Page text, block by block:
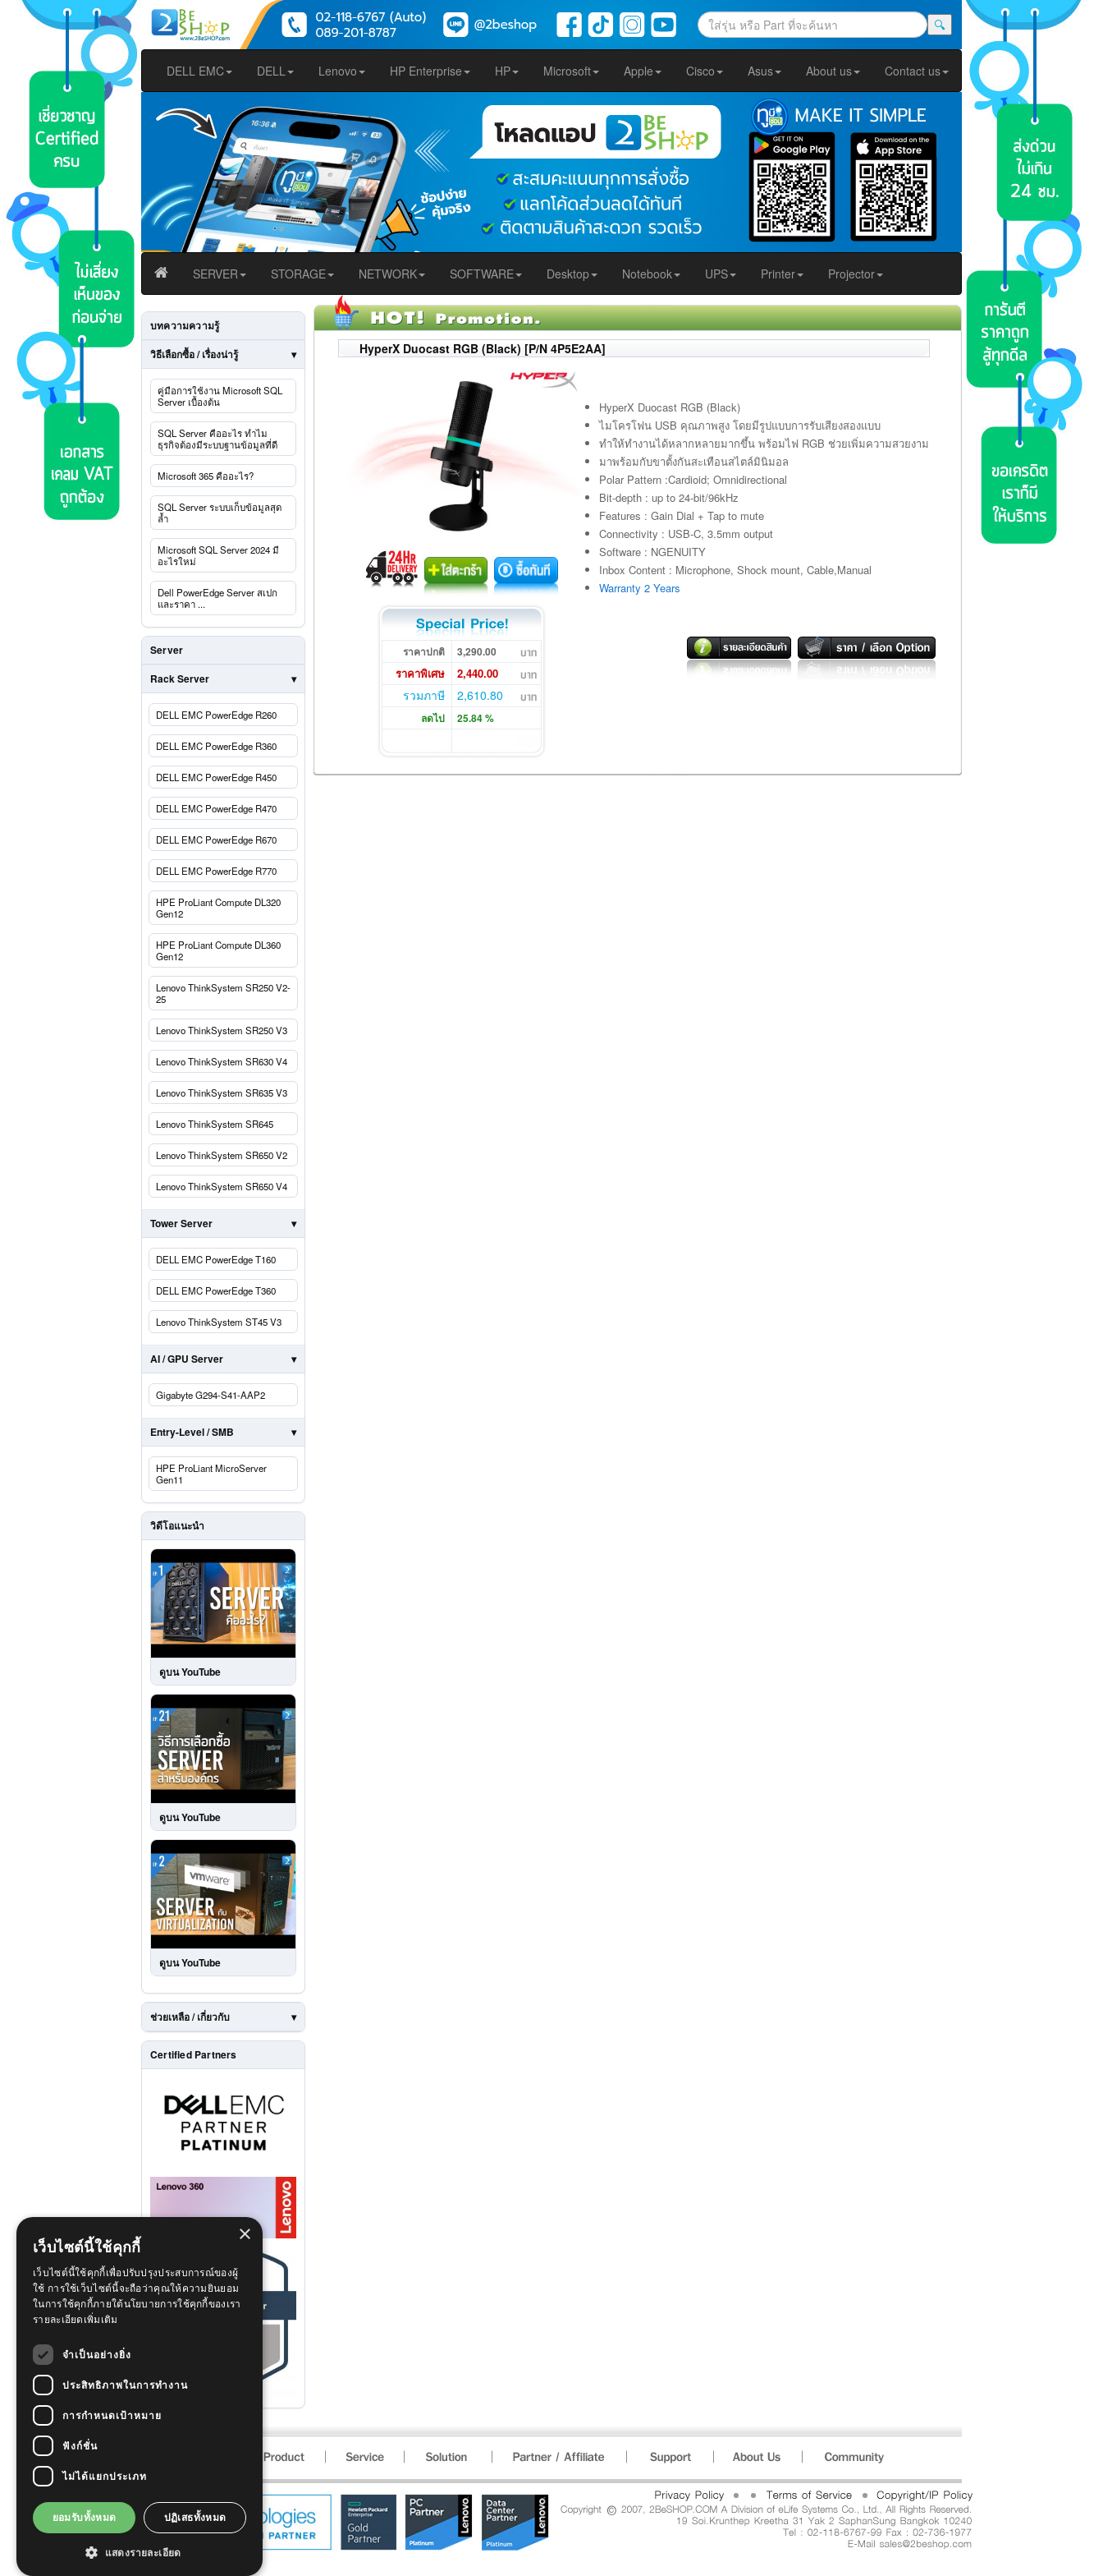
🔍
DELL EMC DELL Lenovo HP Enterprise HP Microsoft Apple Cisco Asus About us Contact us
SERVER STORAGE NETWORK SOFTWARE Desktop Notebook UPS Printer Projector
บทความความรู้
วิธีเลือกซื้อ / เรื่องน่ารู้
คู่มือการใช้งาน Microsoft SQL
Server เบื้องต้น
SQL Server คืออะไร ทำไม
ธุรกิจต้องมีระบบฐานข้อมูลที่ดี
Microsoft 365 คืออะไร?
SQL Server ระบบเก็บข้อมูลสุด
ล้ำ
Microsoft SQL Server 2024 มี
อะไรใหม่
Dell PowerEdge Server สเปก
และราคา ...
Server
Rack Server
DELL EMC PowerEdge R260
DELL EMC PowerEdge R360
DELL EMC PowerEdge R450
DELL EMC PowerEdge R470
DELL EMC PowerEdge R670
DELL EMC PowerEdge R770
HPE ProLiant Compute DL320
Gen12
HPE ProLiant Compute DL360
Gen12
Lenovo ThinkSystem SR250 V2-
25
Lenovo ThinkSystem SR250 V3
Lenovo ThinkSystem SR630 V4
Lenovo ThinkSystem SR635 V3
Lenovo ThinkSystem SR645
Lenovo ThinkSystem SR650 V2
Lenovo ThinkSystem SR650 V4
Tower Server
DELL EMC PowerEdge T160
DELL EMC PowerEdge T360
Lenovo ThinkSystem ST45 V3
AI / GPU Server
Gigabyte G294-S41-AAP2
Entry-Level / SMB
HPE ProLiant MicroServer
Gen11
วิดีโอแนะนำ
ดูบน YouTube
ดูบน YouTube
ดูบน YouTube
ช่วยเหลือ / เกี่ยวกับ
Certified Partners
HyperX Duocast RGB (Black) [P/N 4P5E2AA]
ราคาปกติ 3,290.00
ราคาพิเศษ 2,440.00
รวมภาษี 2,610.80
ลดไป 25.84 %
HyperX Duocast RGB (Black)
ไมโครโฟน USB คุณภาพสูง โดยมีรูปแบบการรับเสียงสองแบบ
ทำให้ทำงานได้หลากหลายมากขึ้น พร้อมไฟ RGB ช่วยเพิ่มความสวยงาม
มาพร้อมกับขาตั้งกันสะเทือนสไตล์มินิมอล
Polar Pattern :Cardioid; Omnidirectional
Bit-depth : up to 24-bit/96kHz
Features : Gain Dial + Tap to mute
Connectivity : USB-C, 3.5mm output
Software : NGENUITY
Inbox Content : Microphone, Shock mount, Cable,Manual
Warranty 2 Years
×
เว็บไซต์นี้ใช้คุกกี้
เว็บไซต์นี้ใช้คุกกี้เพื่อปรับปรุงประสบการณ์ของผู้
ใช้ การใช้เว็บไซต์นี้จะถือว่าคุณให้ความยินยอม
ในการใช้คุกกี้ภายใต้นโยบายการใช้คุกกี้ของเรา
รายละเอียดเพิ่มเติม
จำเป็นอย่างยิ่ง
ประสิทธิภาพในการทำงาน
การกำหนดเป้าหมาย
ฟังก์ชั่น
ไม่ได้แยกประเภท
ยอมรับทั้งหมด ปฏิเสธทั้งหมด
แสดงรายละเอียด